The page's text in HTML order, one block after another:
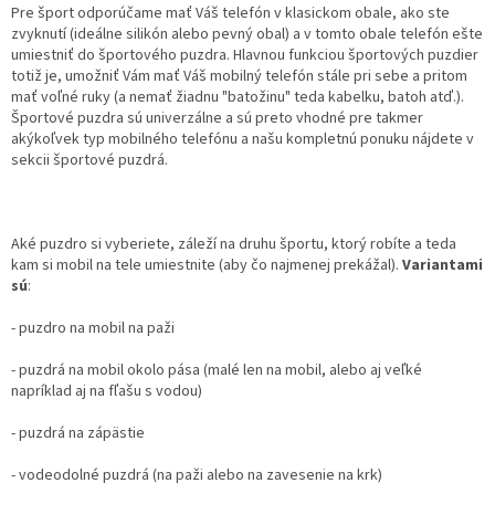
Pre šport odporúčame mať Váš telefón v klasickom obale, ako ste
zvyknutí (ideálne silikón alebo pevný obal) a v tomto obale telefón ešte
umiestniť do športového puzdra. Hlavnou funkciou športových puzdier
totiž je, umožniť Vám mať Váš mobilný telefón stále pri sebe a pritom
mať voľné ruky (a nemať žiadnu "batožinu" teda kabelku, batoh atď.).
Športové puzdra sú univerzálne a sú preto vhodné pre takmer
akýkoľvek typ mobilného telefónu a našu kompletnú ponuku nájdete v
sekcii športové puzdrá.
Aké puzdro si vyberiete, záleží na druhu športu, ktorý robíte a teda
kam si mobil na tele umiestnite (aby čo najmenej prekážal). Variantami
sú:
- puzdro na mobil na paži
- puzdrá na mobil okolo pása (malé len na mobil, alebo aj veľké
napríklad aj na fľašu s vodou)
- puzdrá na zápästie
- vodeodolné puzdrá (na paži alebo na zavesenie na krk)